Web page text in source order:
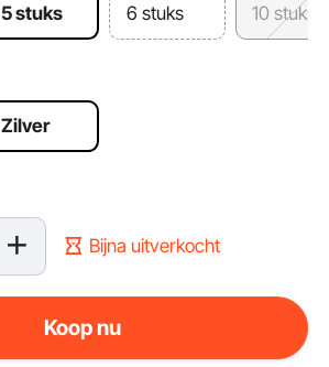
5 stuks 6 stuks 10 stuks
Zilver
Bijna uitverkocht
Koop nu